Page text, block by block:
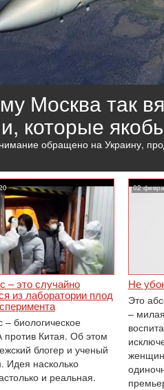
Москва так
которые
обращено на Украину,
– это случайно
из лаборатории плод
– биологическое
Китая. Об этом
блогер и ученый
Идея насколько
и реальная.
02
Не
Это
–